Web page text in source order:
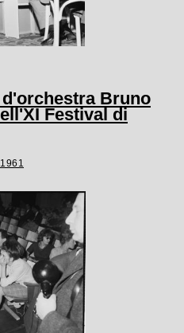
Bruno
Festival di